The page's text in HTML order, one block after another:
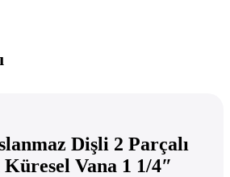
Dişli 2 Parçalı
Küresel Vana 1 1/4″